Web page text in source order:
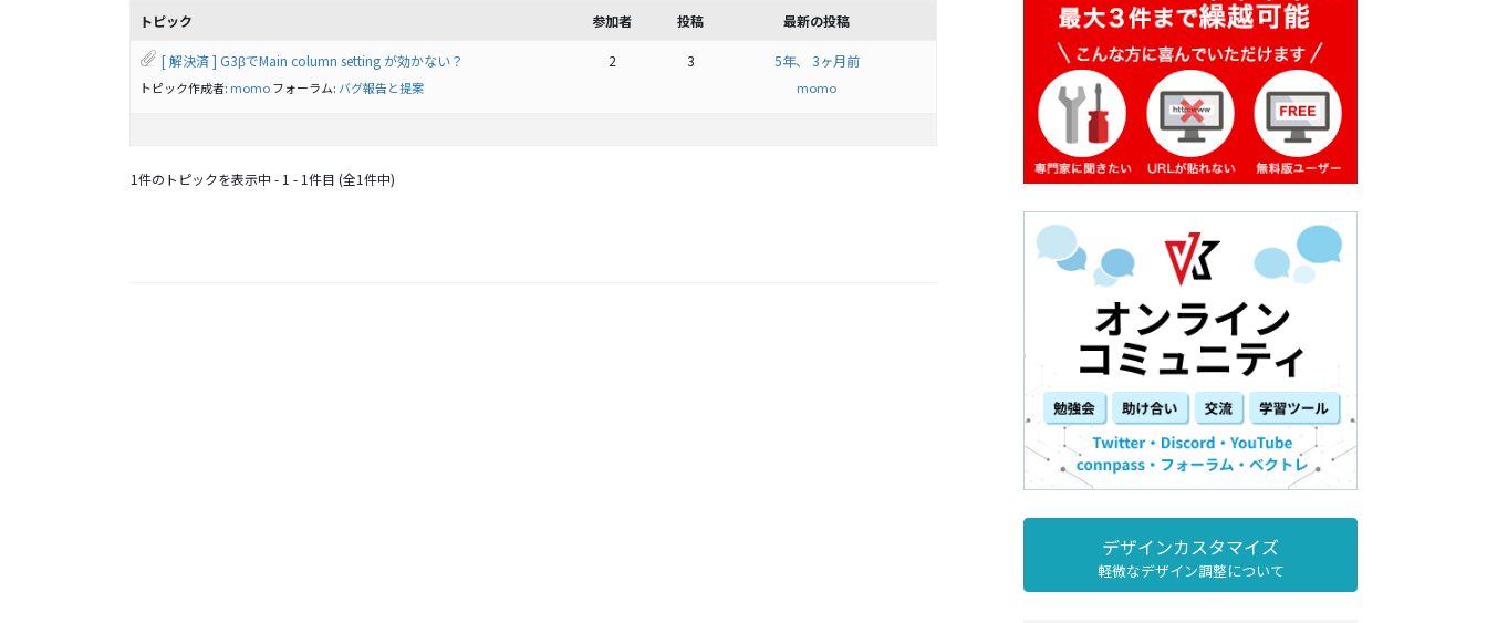
トピック 参加者 投稿 最新の投稿
[ 解決済 ] G3βでMain column setting が効かない？
トピック作成者: momoフォーラム: バグ報告と提案
2 3 5年、 3ヶ月前
momo
1件のトピックを表示中 - 1 - 1件目 (全1件中)
デザインカスタマイズ
軽微なデザイン調整について